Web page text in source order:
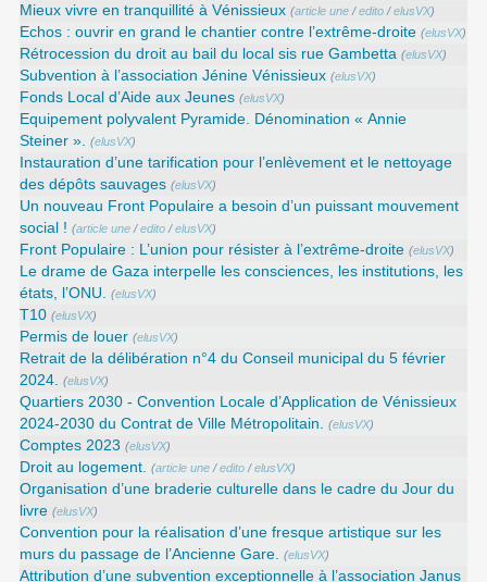
Mieux vivre en tranquillité à Vénissieux (article une /edito /elusVX)
Echos : ouvrir en grand le chantier contre l’extrême-droite (elusVX)
Rétrocession du droit au bail du local sis rue Gambetta (elusVX)
Subvention à l’association Jénine Vénissieux (elusVX)
Fonds Local d’Aide aux Jeunes (elusVX)
Equipement polyvalent Pyramide. Dénomination « Annie
Steiner ». (elusVX)
Instauration d’une tarification pour l’enlèvement et le nettoyage
des dépôts sauvages (elusVX)
Un nouveau Front Populaire a besoin d’un puissant mouvement
social ! (article une /edito /elusVX)
Front Populaire : L’union pour résister à l’extrême-droite (elusVX)
Le drame de Gaza interpelle les consciences, les institutions, les
états, l’ONU. (elusVX)
T10 (elusVX)
Permis de louer (elusVX)
Retrait de la délibération n°4 du Conseil municipal du 5 février
2024. (elusVX)
Quartiers 2030 - Convention Locale d’Application de Vénissieux
2024-2030 du Contrat de Ville Métropolitain. (elusVX)
Comptes 2023 (elusVX)
Droit au logement. (article une /edito /elusVX)
Organisation d’une braderie culturelle dans le cadre du Jour du
livre (elusVX)
Convention pour la réalisation d’une fresque artistique sur les
murs du passage de l’Ancienne Gare. (elusVX)
Attribution d’une subvention exceptionnelle à l’association Janus